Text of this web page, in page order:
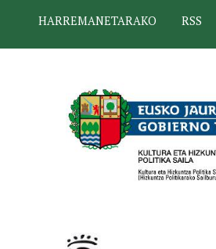
HARREMANETARAKO
RSS